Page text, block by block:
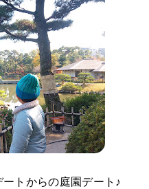
トからの庭園デート♪